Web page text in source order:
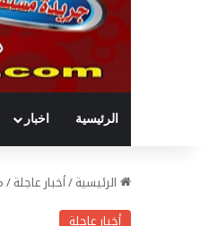
الرئيسية اخبار
الرئيسية/أخبار عاجلة/
أخبار عاجلة